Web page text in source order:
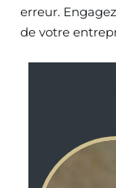
erreur.
de votre